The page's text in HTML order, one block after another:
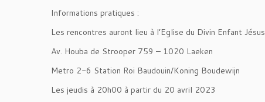
Informations pratiques :
Les rencontres auront lieu à l’Eglise du Divin Enfant Jésus
Av. Houba de Strooper 759 – 1020 Laeken
Metro 2-6 Station Roi Baudouin/Koning Boudewijn
Les jeudis à 20h00 à partir du 20 avril 2023